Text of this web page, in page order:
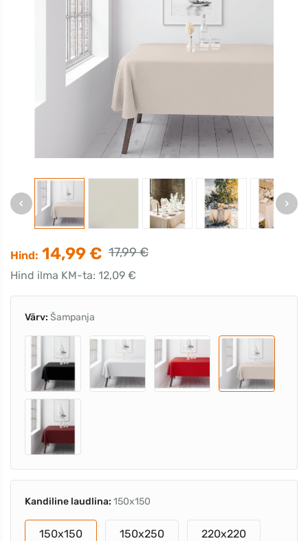
Hind: 14,99 € 17,99 €
Hind ilma KM-ta: 12,09 €
Värv: Šampanja
Kandiline laudlina: 150x150
150x150 150x250 220x220